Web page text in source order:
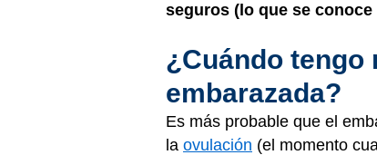
seguros (lo que se
¿Cuándo tengo
embarazada?
Es más probable que el
la ovulación (el momento